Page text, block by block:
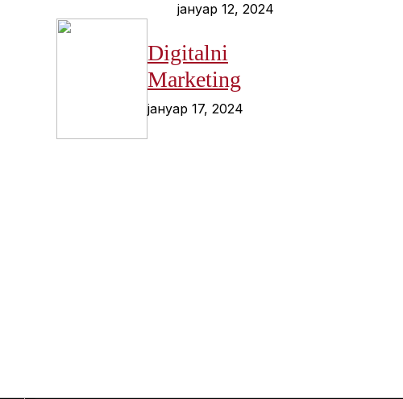
јануар 12, 2024
Digitalni
Marketing
јануар 17, 2024